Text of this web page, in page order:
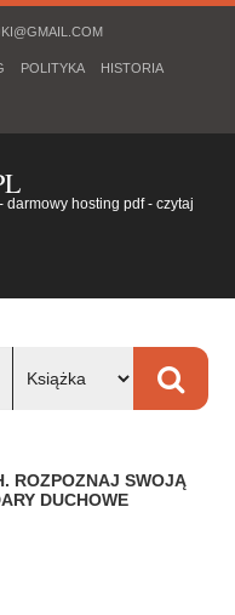
POLITYKA
HISTORIA
hosting pdf - czytaj
ROZPOZNAJ SWOJĄ
DUCHOWE